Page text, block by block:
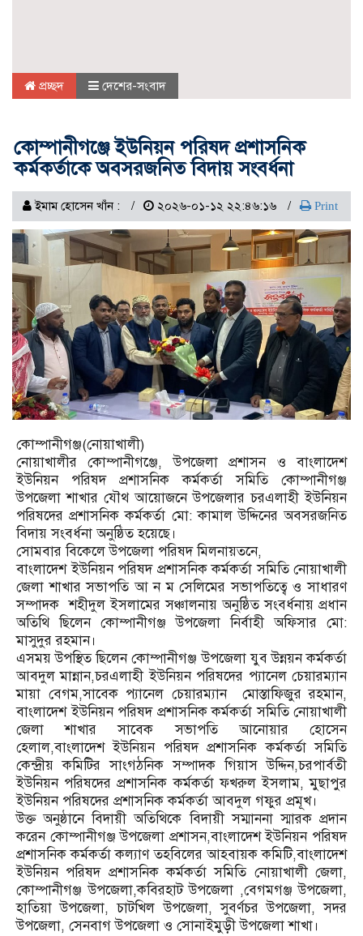
প্রচ্ছদ দেশের-সংবাদ
কোম্পানীগঞ্জে ইউনিয়ন পরিষদ প্রশাসনিক
কর্মকর্তাকে অবসরজনিত বিদায় সংবর্ধনা
ইমাম হোসেন খাঁন : ২০২৬-০১-১২ ২২:৪৬:১৬ Print
কোম্পানীগঞ্জ(নোয়াখালী)
নোয়াখালীর কোম্পানীগঞ্জে, উপজেলা প্রশাসন ও বাংলাদেশ
ইউনিয়ন পরিষদ প্রশাসনিক কর্মকর্তা সমিতি কোম্পানীগঞ্জ
উপজেলা শাখার যৌথ আয়োজনে উপজেলার চরএলাহী ইউনিয়ন
পরিষদের প্রশাসনিক কর্মকর্তা মো: কামাল উদ্দিনের অবসরজনিত
বিদায় সংবর্ধনা অনুষ্ঠিত হয়েছে।
সোমবার বিকেলে উপজেলা পরিষদ মিলনায়তনে,
বাংলাদেশ ইউনিয়ন পরিষদ প্রশাসনিক কর্মকর্তা সমিতি নোয়াখালী
জেলা শাখার সভাপতি আ ন ম সেলিমের সভাপতিত্বে ও সাধারণ
সম্পাদক শহীদুল ইসলামের সঞ্চালনায় অনুষ্ঠিত সংবর্ধনায় প্রধান
অতিথি ছিলেন কোম্পানীগঞ্জ উপজেলা নির্বাহী অফিসার মো:
মাসুদুর রহমান।
এসময় উপস্থিত ছিলেন কোম্পানীগঞ্জ উপজেলা যুব উন্নয়ন কর্মকর্তা
আবদুল মান্নান,চরএলাহী ইউনিয়ন পরিষদের প্যানেল চেয়ারম্যান
মায়া বেগম,সাবেক প্যানেল চেয়ারম্যান মোস্তাফিজুর রহমান,
বাংলাদেশ ইউনিয়ন পরিষদ প্রশাসনিক কর্মকর্তা সমিতি নোয়াখালী
জেলা শাখার সাবেক সভাপতি আনোয়ার হোসেন
হেলাল,বাংলাদেশ ইউনিয়ন পরিষদ প্রশাসনিক কর্মকর্তা সমিতি
কেন্দ্রীয় কমিটির সাংগঠনিক সম্পাদক গিয়াস উদ্দিন,চরপার্বতী
ইউনিয়ন পরিষদের প্রশাসনিক কর্মকর্তা ফখরুল ইসলাম, মুছাপুর
ইউনিয়ন পরিষদের প্রশাসনিক কর্মকর্তা আবদুল গফুর প্রমূখ।
উক্ত অনুষ্ঠানে বিদায়ী অতিথিকে বিদায়ী সম্মাননা স্মারক প্রদান
করেন কোম্পানীগঞ্জ উপজেলা প্রশাসন,বাংলাদেশ ইউনিয়ন পরিষদ
প্রশাসনিক কর্মকর্তা কল্যাণ তহবিলের আহবায়ক কমিটি,বাংলাদেশ
ইউনিয়ন পরিষদ প্রশাসনিক কর্মকর্তা সমিতি নোয়াখালী জেলা,
কোম্পানীগঞ্জ উপজেলা,কবিরহাট উপজেলা ,বেগমগঞ্জ উপজেলা,
হাতিয়া উপজেলা, চাটখিল উপজেলা, সুবর্ণচর উপজেলা, সদর
উপজেলা, সেনবাগ উপজেলা ও সোনাইমুড়ী উপজেলা শাখা।